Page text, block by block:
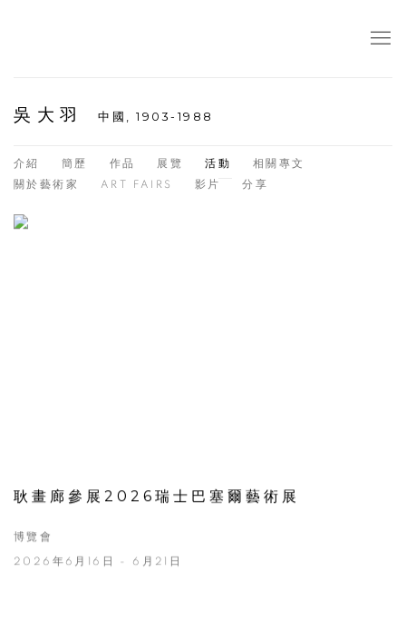
吳大羽 中國, 1903-1988
介紹 簡歷 作品 展覽 活動
相關專文
關於藝術家
ART FAIRS 影片 分享
耿畫廊參展2026瑞士巴塞爾藝術展
博覽會
2026年6月16日 - 6月21日